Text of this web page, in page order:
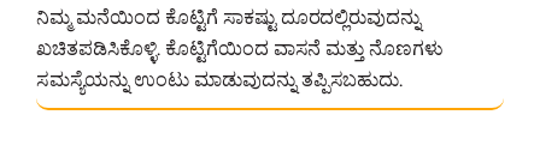
ನಿಮ್ಮ ಮನೆಯಿಂದ ಕೊಟ್ಟಿಗೆ ಸಾಕಷ್ಟು ದೂರದಲ್ಲಿರುವುದನ್ನು
ಖಚಿತಪಡಿಸಿಕೊಳ್ಳಿ. ಕೊಟ್ಟಿಗೆಯಿಂದ ವಾಸನೆ ಮತ್ತು ನೊಣಗಳು
ಸಮಸ್ಯೆಯನ್ನು ಉಂಟು ಮಾಡುವುದನ್ನು ತಪ್ಪಿಸಬಹುದು.